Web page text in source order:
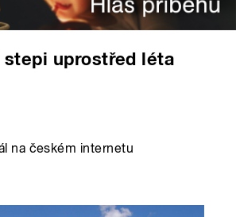
stepi uprostřed léta
na českém internetu